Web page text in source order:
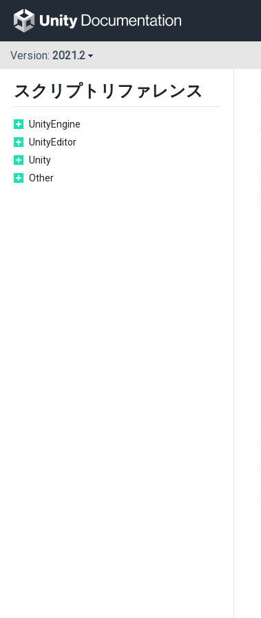
Version: 2021.2
スクリプトリファレンス
UnityEngine
UnityEditor
Unity
Other